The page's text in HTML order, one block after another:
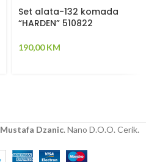
Set alata-132 komada
“HARDEN” 510822
190,00KM
Mustafa Dzanic. Nano D.O.O. Cerik.